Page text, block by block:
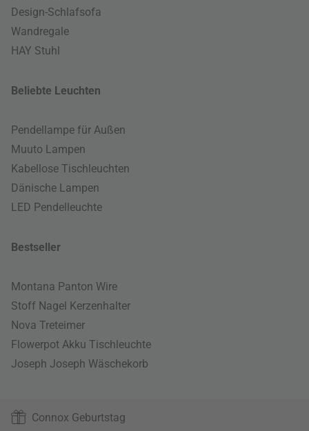
Design-Schlafsofa
Wandregale
HAY Stuhl
Beliebte Leuchten
Pendellampe für Außen
Muuto Lampen
Kabellose Tischleuchten
Dänische Lampen
LED Pendelleuchte
Bestseller
Montana Panton Wire
Stoff Nagel Kerzenhalter
Nova Treteimer
Flowerpot Akku Tischleuchte
Joseph Joseph Wäschekorb
Connox Geburtstag